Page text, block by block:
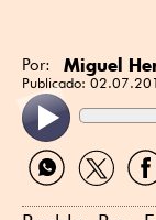
Por: Miguel
Publicado:
Compartir
por
Compartir
por
por